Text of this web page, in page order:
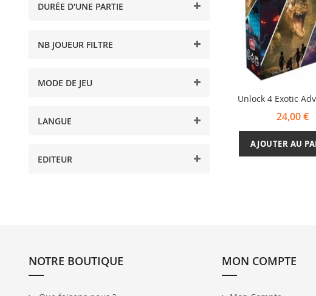
Unlock 4 Exotic
24,00 €
AJOUTER AU
DURÉE D'UNE PARTIE
NB JOUEUR FILTRE
MODE DE JEU
LANGUE
EDITEUR
NOTRE BOUTIQUE MON COMPTE